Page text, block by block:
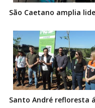
São Caetano amplia
Santo André refloresta